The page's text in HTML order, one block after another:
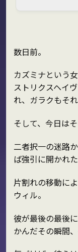
数日前。
カズミナという
ストリクスヘイ
れ、ガラクもそ
そして、今日は
二者択一の迷路
ば強引に開かれ
片割れの移動に
ウィル。
彼が最後の最後
かんだその瞬間